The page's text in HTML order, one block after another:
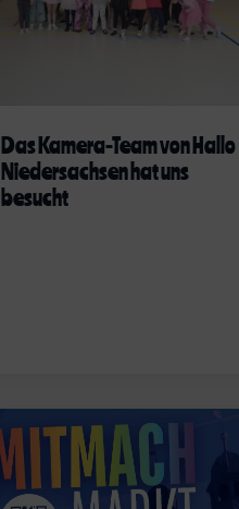
Das Kamera-Team von Hallo
Niedersachsen hat uns
besucht